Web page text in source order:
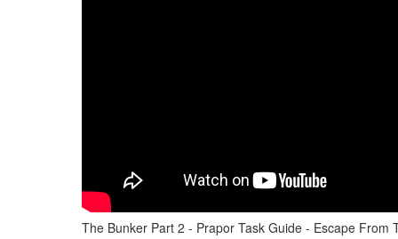
The Bunker Part 2 - Prapor Task Guide - Escape From